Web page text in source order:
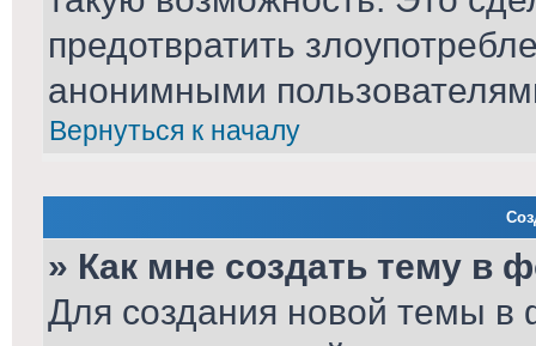
предотвратить
анонимными
Вернуться к началу
» Как мне создать тему в
Для создания новой темы